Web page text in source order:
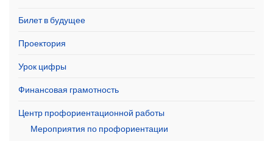
Билет в будущее
Проектория
Урок цифры
Финансовая грамотность
Центр профориентационной работы
Мероприятия по профориентации